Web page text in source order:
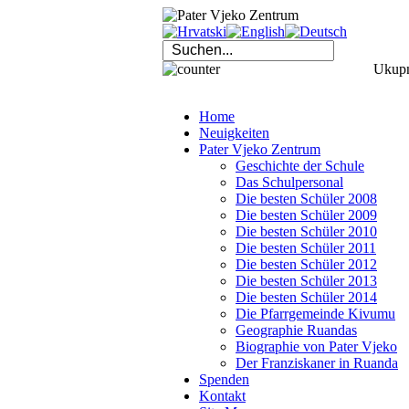
Home
Neuigkeiten
Pater Vjeko Zentrum
Geschichte der Schule
Das Schulpersonal
Die besten Schüler 2008
Die besten Schüler 2009
Die besten Schüler 2010
Die besten Schüler 2011
Die besten Schüler 2012
Die besten Schüler 2013
Die besten Schüler 2014
Die Pfarrgemeinde Kivumu
Geographie Ruandas
Biographie von Pater Vjeko
Der Franziskaner in Ruanda
Spenden
Kontakt